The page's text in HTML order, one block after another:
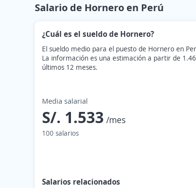
Salario de Hornero en Perú
¿Cuál es el sueldo de Hornero?
El sueldo medio para el puesto de Hornero en
La información es una estimación a partir de
últimos 12 meses.
Media salarial
S/. 1.533 /mes
100 salarios
Salarios relacionados